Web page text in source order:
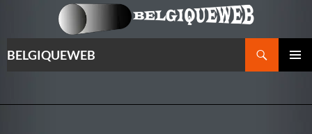
BELGIQUEWEB
CONTENU